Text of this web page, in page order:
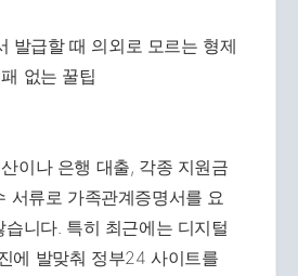
이나 은행 대출, 각종 지원금
서류로 가족관계증명서를 요
니다. 특히 최근에는 디지털
에 발맞춰 정부24 사이트를